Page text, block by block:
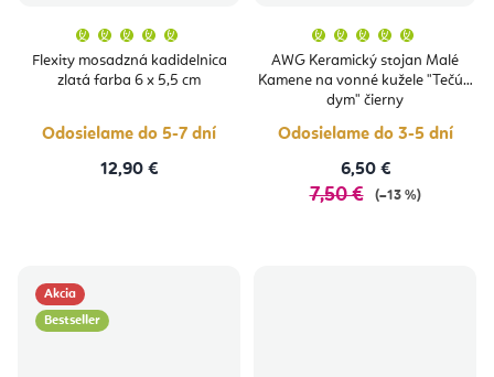
Flexity mosadzná kadidelnica
zlatá farba 6 x 5,5 cm
produktu
je
5,0
hviezdičiek.
Odosielame do 5-7 dní
12,90 €
AWG Keramický stojan Malé
Kamene na vonné kužele "Tečúci
dym" čierny
produktu
je
5,0
Odosielame do 3-5 dní
6,50 €
7,50 € (–13 %)
Akcia
Bestseller